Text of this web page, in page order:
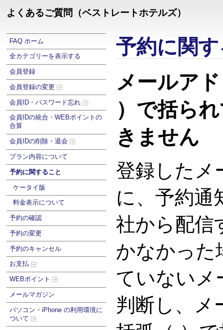
よくあるご質問（ベストレートホテルズ）
FAQ ホーム
全カテゴリーを表示する
会員登録
会員登録の変更
会員ID・パスワード忘れ
会員IDの統合・WEBポイントの
合算
会員IDの削除・退会
プラン内容について
予約に関すること
ケータイ版
料金表示について
予約の確認
予約の変更
予約のキャンセル
お支払
WEBポイント
メールマガジン
パソコン・iPhone の利用環境に
ついて
予約に関
メールア
）で括ら
きません
登録したメ
に、予約通
社から配信
かなかった
ていないメ
判断し、メ